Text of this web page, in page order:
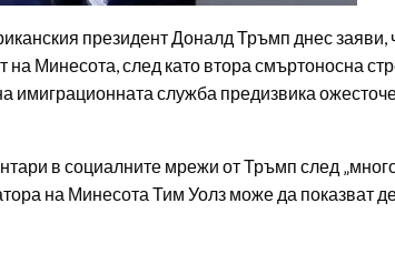
президент Доналд Тръмп днес заяви,
на Минесота, след като втора смъртоносна
имиграционната служба предизвика
в социалните мрежи от Тръмп след
на Минесота Тим Уолз може да показват